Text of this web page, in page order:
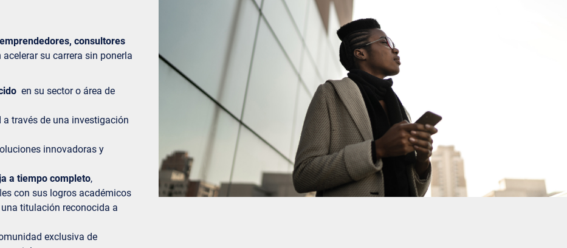
consultores
acelerar su carrera sin ponerla
en su sector o área de
través de una investigación
innovadoras y
a tiempo completo,
con sus logros académicos
titulación reconocida a
exclusiva de